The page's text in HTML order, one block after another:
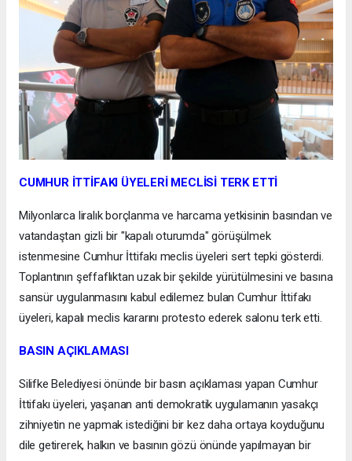
CUMHUR İTTİFAKI ÜYELERİ MECLİSİ TERK ETTİ
Milyonlarca liralık borçlanma ve harcama yetkisinin basından ve
vatandaştan gizli bir "kapalı oturumda" görüşülmek
istenmesine Cumhur İttifakı meclis üyeleri sert tepki gösterdi.
Toplantının şeffaflıktan uzak bir şekilde yürütülmesini ve basına
sansür uygulanmasını kabul edilemez bulan Cumhur İttifakı
üyeleri, kapalı meclis kararını protesto ederek salonu terk etti.
BASIN AÇIKLAMASI
Silifke Belediyesi önünde bir basın açıklaması yapan Cumhur
İttifakı üyeleri, yaşanan anti demokratik uygulamanın yasakçı
zihniyetin ne yapmak istediğini bir kez daha ortaya koyduğunu
dile getirerek, halkın ve basının gözü önünde yapılmayan bir